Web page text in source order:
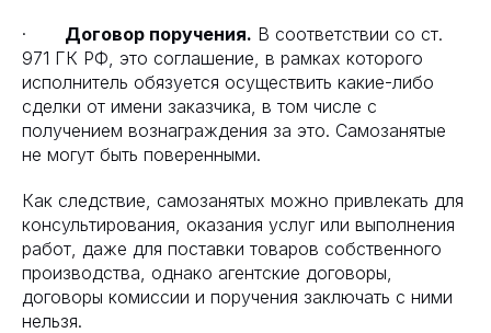
· Договор поручения. В соответствии со ст.
971 ГК РФ, это соглашение, в рамках которого
исполнитель обязуется осуществить какие-либо
сделки от имени заказчика, в том числе с
получением вознаграждения за это. Самозанятые
не могут быть поверенными.
Как следствие, самозанятых можно привлекать для
консультирования, оказания услуг или выполнения
работ, даже для поставки товаров собственного
производства, однако агентские договоры,
договоры комиссии и поручения заключать с ними
нельзя.